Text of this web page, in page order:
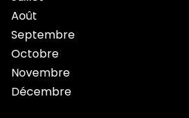
Août
Septembre
Octobre
Novembre
Décembre